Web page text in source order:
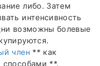
либо. Затем
интенсивность
возможны болевые
член ** как
способами **.